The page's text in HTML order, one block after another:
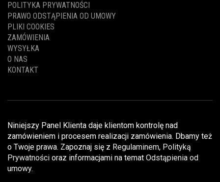
POLITYKA PRYWATNOŚCI
PRAWO ODSTĄPIENIA OD UMOWY
PLIKI COOKIES
ZAMÓWIENIA
WYSYŁKA
O NAS
KONTAKT
Niniejszy Panel Klienta daje klientom kontrolę nad
zamówieniem i procesem realizacji zamówienia. Dbamy też
o Twoje prawa. Zapoznaj się z Regulaminem, Polityką
Prywatności oraz informacjami na temat Odstąpienia od
umowy.